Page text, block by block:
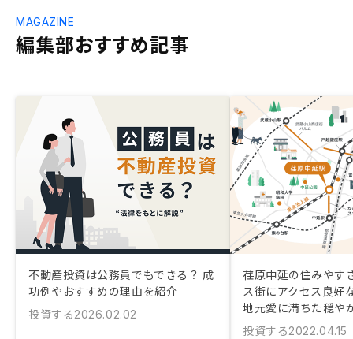
編集部おすすめ記事
MAGAZINE
不動産投資は公務員でもできる？ 成
功例やおすすめの理由を紹介
投資する2026.02.02
荏原中延の住みやす
ス街にアクセス良好
地元愛に満ちた穏や
投資する2022.04.15